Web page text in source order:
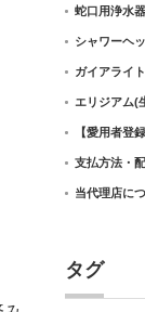
蛇口用浄水器
シャワーヘ
ガイアライ
エリジアム(
【愛用者登
支払方法・
当代理店に
タグ